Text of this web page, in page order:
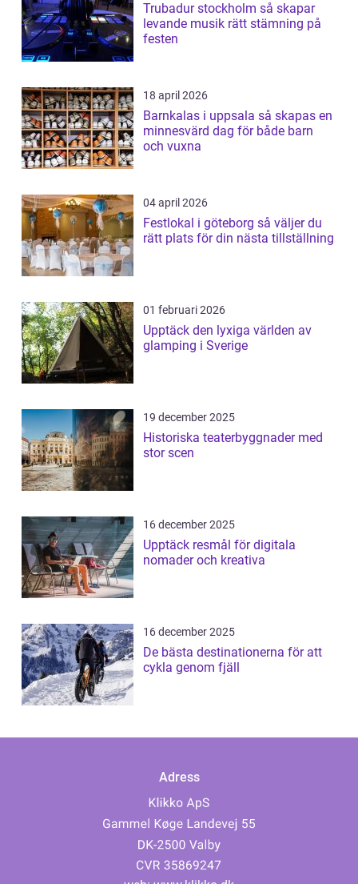
Trubadur stockholm så skapar
levande musik rätt stämning på
festen
18 april 2026
Barnkalas i uppsala så skapas en
minnesvärd dag för både barn
och vuxna
04 april 2026
Festlokal i göteborg så väljer du
rätt plats för din nästa tillställning
01 februari 2026
Upptäck den lyxiga världen av
glamping i Sverige
19 december 2025
Historiska teaterbyggnader med
stor scen
16 december 2025
Upptäck resmål för digitala
nomader och kreativa
16 december 2025
De bästa destinationerna för att
cykla genom fjäll
Adress